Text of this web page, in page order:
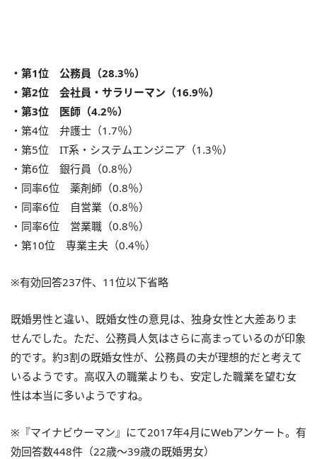
・第1位 公務員（28.3％）
・第2位 会社員・サラリーマン（16.9％）
・第3位 医師（4.2％）
・第4位 弁護士（1.7％）
・第5位 IT系・システムエンジニア（1.3％）
・第6位 銀行員（0.8％）
・同率6位 薬剤師（0.8％）
・同率6位 自営業（0.8％）
・同率6位 営業職（0.8％）
・第10位 専業主夫（0.4％）
※有効回答237件、11位以下省略
既婚男性と違い、既婚女性の意見は、独身女性と大差ありま
せんでした。ただ、公務員人気はさらに高まっているのが印象
的です。約3割の既婚女性が、公務員の夫が理想的だと考えて
いるようです。高収入の職業よりも、安定した職業を望む女
性は本当に多いようですね。
※『マイナビウーマン』にて2017年4月にWebアンケート。有
効回答数448件（22歳～39歳の既婚男女）